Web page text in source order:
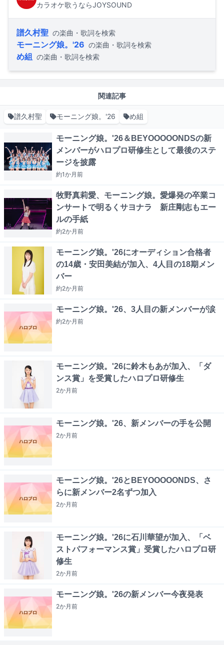
カラオケ歌うならJOYSOUND
譜久村聖 の楽曲・歌詞を検索
モーニング娘。'26 の楽曲・歌詞を検索
め組 の楽曲・歌詞を検索
関連記事
譜久村聖 モーニング娘。'26 め組
モーニング娘。'26＆BEYOOOOONDSの新
メンバーがハロプロ研修生として最後のステ
ージを披露
約1か月前
牧野真莉愛、モーニング娘。愛爆発の卒業コ
ンサートで明るくサヨナラ 新庄剛志もエー
ルの手紙
約2か月前
モーニング娘。'26にオーディション合格者
の14歳・安田美結が加入、4人目の18期メン
バー
約2か月前
モーニング娘。'26、3人目の新メンバーが涙
約2か月前
モーニング娘。'26に鈴木もあが加入、「ダ
ンス賞」を受賞したハロプロ研修生
2か月前
モーニング娘。'26、新メンバーの手を公開
2か月前
モーニング娘。'26とBEYOOOOONDS、さ
らに新メンバー2名ずつ加入
2か月前
モーニング娘。'26に石川華望が加入、「ベ
ストパフォーマンス賞」受賞したハロプロ研
修生
2か月前
モーニング娘。'26の新メンバー今夜発表
2か月前